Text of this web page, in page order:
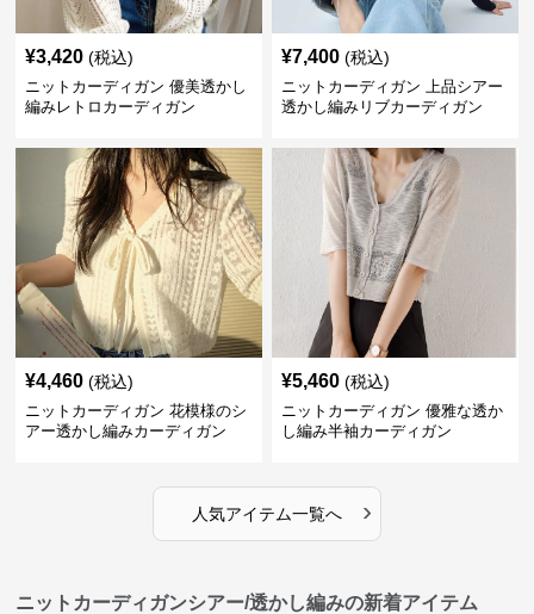
¥3,420 (税込)
ニットカーディガン 優美透かし
編みレトロカーディガン
¥7,400 (税込)
ニットカーディガン 上品シアー
透かし編みリブカーディガン
¥4,460 (税込)
ニットカーディガン 花模様のシ
アー透かし編みカーディガン
¥5,460 (税込)
ニットカーディガン 優雅な透か
し編み半袖カーディガン
人気アイテム一覧へ ›
ニットカーディガンシアー/透かし編みの新着アイテム